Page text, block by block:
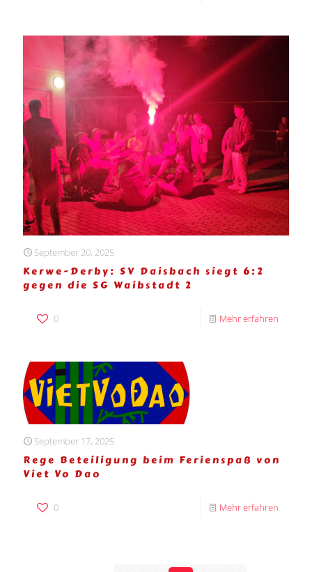
September 20, 2025
Kerwe-Derby: SV Daisbach siegt 6:2
gegen die SG Waibstadt 2
0 Mehr erfahren
September 17, 2025
Rege Beteiligung beim Ferienspaß von
Viet Vo Dao
0 Mehr erfahren